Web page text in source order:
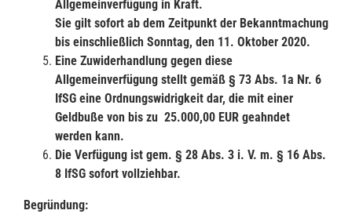
Allgemeinverfügung in Kraft.
Sie gilt sofort ab dem Zeitpunkt der Bekanntmachung
bis einschließlich Sonntag, den 11. Oktober 2020.
Eine Zuwiderhandlung gegen diese
Allgemeinverfügung stellt gemäß § 73 Abs. 1a Nr. 6
IfSG eine Ordnungswidrigkeit dar, die mit einer
Geldbuße von bis zu 25.000,00 EUR geahndet
werden kann.
Die Verfügung ist gem. § 28 Abs. 3 i. V. m. § 16 Abs.
8 IfSG sofort vollziehbar.
Begründung: